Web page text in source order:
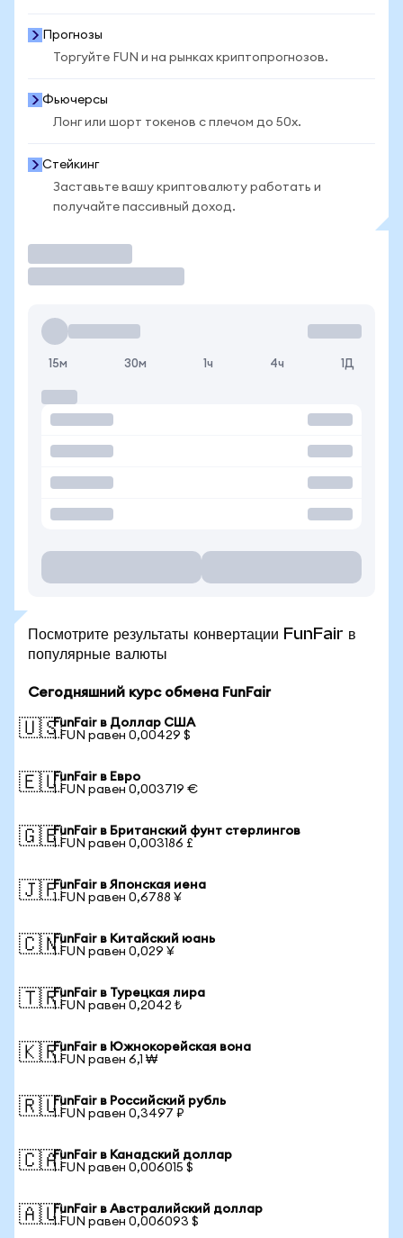
Прогнозы
Торгуйте FUN и на рынках криптопрогнозов.
Фьючерсы
Лонг или шорт токенов с плечом до 50x.
Стейкинг
Заставьте вашу криптовалюту работать и
получайте пассивный доход.
15м 30м 1ч 4ч 1Д
Посмотрите результаты конвертации FunFair в
популярные валюты
Сегодняшний курс обмена FunFair
🇺🇸FunFair в Доллар США
1 FUN равен 0,00429 $
🇪🇺FunFair в Евро
1 FUN равен 0,003719 €
🇬🇧FunFair в Британский фунт стерлингов
1 FUN равен 0,003186 £
🇯🇵FunFair в Японская иена
1 FUN равен 0,6788 ¥
🇨🇳FunFair в Китайский юань
1 FUN равен 0,029 ¥
🇹🇷FunFair в Турецкая лира
1 FUN равен 0,2042 ₺
🇰🇷FunFair в Южнокорейская вона
1 FUN равен 6,1 ₩
🇷🇺FunFair в Российский рубль
1 FUN равен 0,3497 ₽
🇨🇦FunFair в Канадский доллар
1 FUN равен 0,006015 $
🇦🇺FunFair в Австралийский доллар
1 FUN равен 0,006093 $